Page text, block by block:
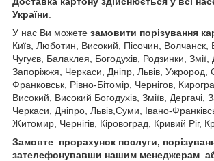
України
У нас Ви можете замовити порізування
Київ, Люботин, Високий, Пісочин,
Чугуєв, Балаклея, Богодухів, Родзинки, Змії,
Запоріжжя, Черкаси, Дніпр, Львів, Ужрород,
Франковськ, Рівно-Бітомір, Чернігов,
Високий, Високий Богодухів, Зміїв, Дергачі,
Черкаси, Дніпро, Львів,Суми, Івано-
Житомир, Чернігів, Кіровоград, Кривий Ріг,
Замовте прорахунок послуги,
зателефонувавши нашим менеджерам